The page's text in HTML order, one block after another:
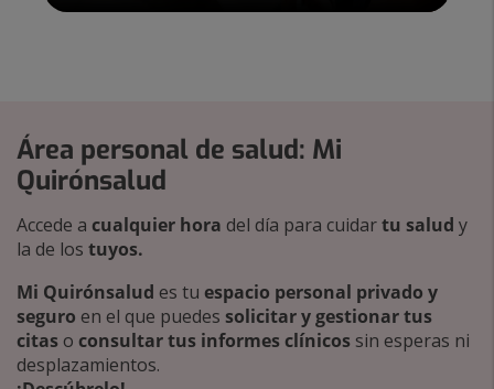
Área personal de salud: Mi
Quirónsalud
Accede a cualquier hora del día para cuidartu salud y
la de los tuyos.
Mi Quirónsalud es tu espacio personal privado y
seguro en el que puedes solicitar y gestionar tus
citas o consultar tus informes clínicos sin esperas ni
desplazamientos.